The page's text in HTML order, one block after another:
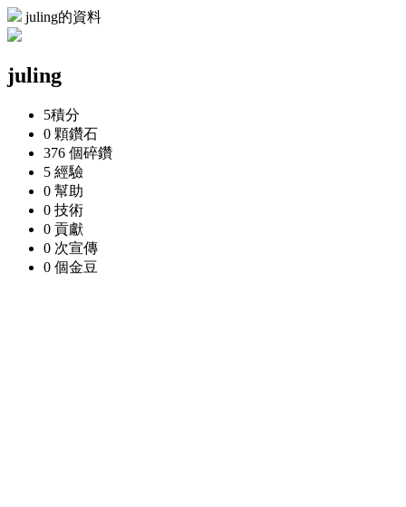
juling的資料
juling
5積分
0 顆鑽石
376 個碎鑽
5 經驗
0 幫助
0 技術
0 貢獻
0 次宣傳
0 個金豆